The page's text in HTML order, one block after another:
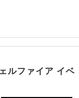
ルファイア イベ